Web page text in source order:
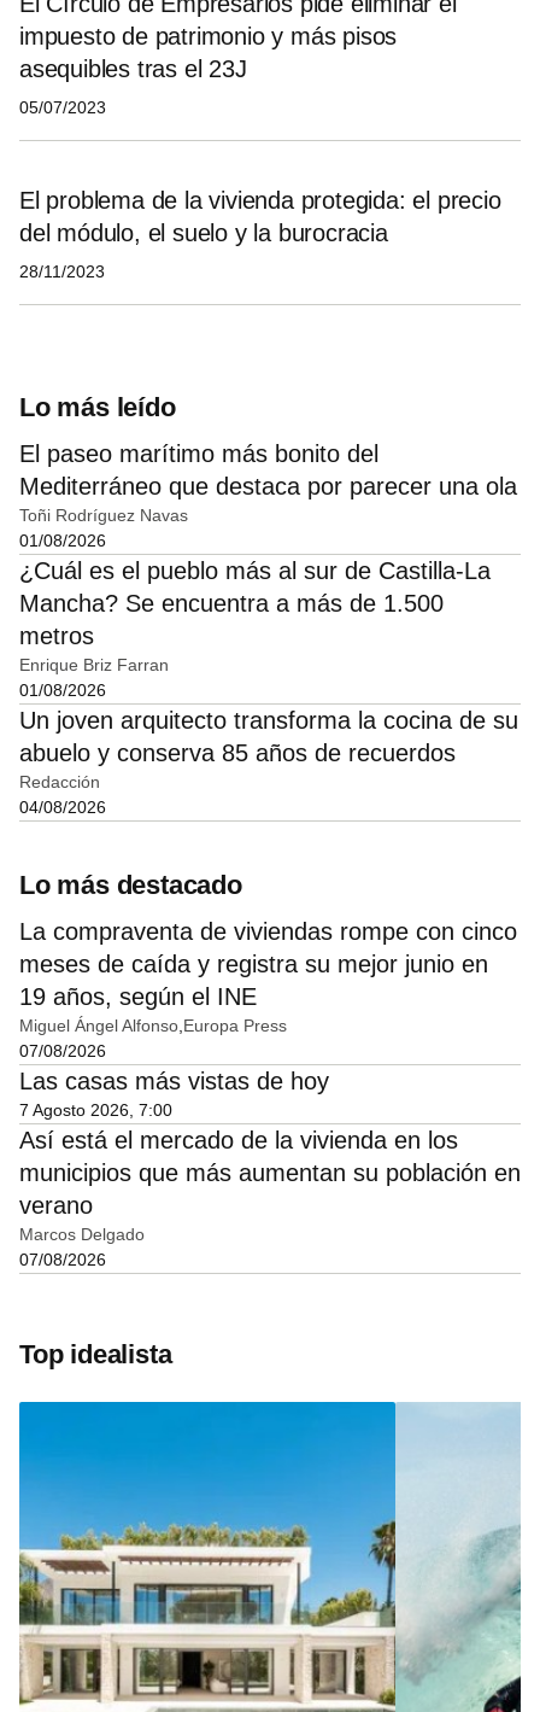
impuesto de patrimonio y más pisos
asequibles tras el 23J
05/07/2023
El problema de la vivienda protegida: el precio
del módulo, el suelo y la burocracia
28/11/2023
Lo más leído
El paseo marítimo más bonito del
Mediterráneo que destaca por parecer una ola
Toñi Rodríguez Navas
01/08/2026
¿Cuál es el pueblo más al sur de Castilla-La
Mancha? Se encuentra a más de 1.500
metros
Enrique Briz Farran
01/08/2026
Un joven arquitecto transforma la cocina de su
abuelo y conserva 85 años de recuerdos
Redacción
04/08/2026
Lo más destacado
La compraventa de viviendas rompe con cinco
meses de caída y registra su mejor junio en
19 años, según el INE
Miguel Ángel Alfonso Europa Press
07/08/2026
Las casas más vistas de hoy
7 Agosto 2026, 7:00
Así está el mercado de la vivienda en los
municipios que más aumentan su población en
verano
Marcos Delgado
07/08/2026
Top idealista